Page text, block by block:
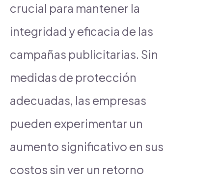
crucial para mantener la
integridad y eficacia de las
campañas publicitarias. Sin
medidas de protección
adecuadas, las empresas
pueden experimentar un
aumento significativo en sus
costos sin ver un retorno